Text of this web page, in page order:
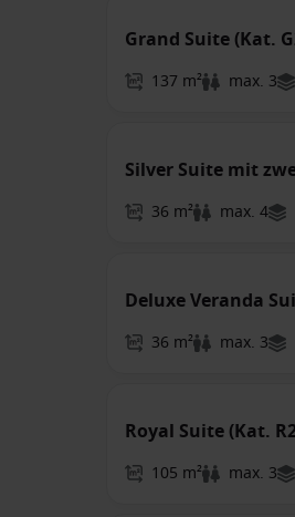
Grand Suite (Kat.
137 m² max. 3
Silver Suite mit
36 m² max. 4
Deluxe Veranda
36 m² max. 3
Royal Suite (Kat.
105 m² max. 3